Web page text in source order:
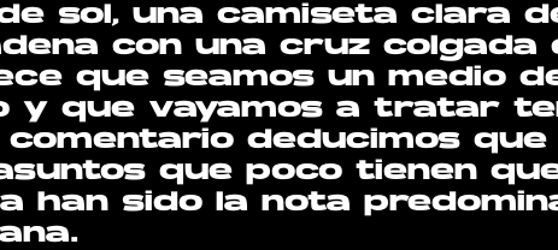
sol, una camiseta clara
con una cruz colgada
que seamos un medio
y que vayamos a tratar
comentario deducimos que
que poco tienen
han sido la nota